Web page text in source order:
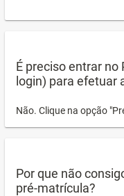
É preciso entrar
login) para efetuar
Não. Clique na opção
Por que não
pré-matrícula?